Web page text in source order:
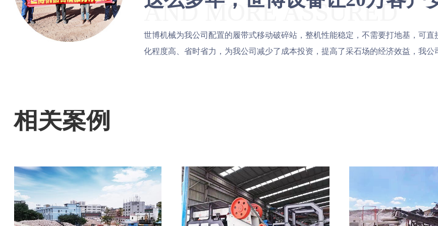
AND MORE ASSURED
世博机械为我公司配置的履带式移动破碎站，整机性能稳定，不需要打地基，可
化程度高、省时省力，为我公司减少了成本投资，提高了采石场的经济效益，我公
相关案例